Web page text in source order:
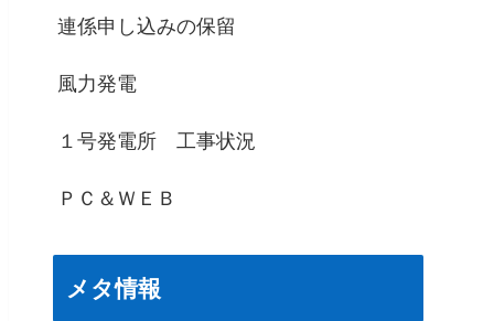
連係申し込みの保留
風力発電
１号発電所 工事状況
ＰＣ＆ＷＥＢ
メタ情報